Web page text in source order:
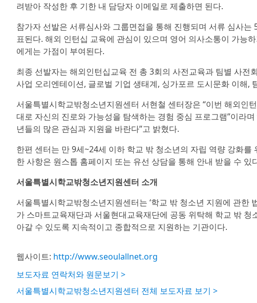
려받아 작성한 후 기한 내 담당자 이메일로 제출하면 된다.
참가자 선발은 서류심사와 그룹면접을 통해 진행되며 서류 심사
표된다. 해외 인턴십 교육에 관심이 있으며 영어 의사소통이 가능
에게는 가점이 부여된다.
최종 선발자는 해외인턴십교육 전 총 3회의 사전교육과 팀별 사
사업 오리엔테이션, 글로벌 기업 생태계, 싱가포르 도시문화 이해,
서울특별시학교밖청소년지원센터 서현철 센터장은 “이번 해외인
대로 자신의 진로와 가능성을 탐색하는 경험 중심 프로그램”이라
년들의 많은 관심과 지원을 바란다”고 밝혔다.
한편 센터는 만 9세~24세 이하 학교 밖 청소년의 자립 역량 강화
한 사항은 원스톱 홈페이지 또는 유선 상담을 통해 안내 받을 수 있
서울특별시학교밖청소년지원센터 소개
서울특별시학교밖청소년지원센터는 ‘학교 밖 청소년 지원에 관한
가 스마트교육재단과 서울현대교육재단에 공동 위탁해 학교 밖
아갈 수 있도록 지속적이고 종합적으로 지원하는 기관이다.
웹사이트: http://www.seoulallnet.org
보도자료 연락처와 원문보기 >
서울특별시학교밖청소년지원센터 전체 보도자료 보기 >